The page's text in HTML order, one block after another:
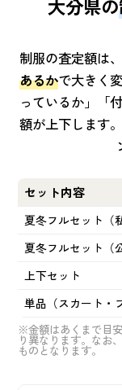
大分県の
制服の査定額は
あるかで大きく
っているか」「
額が上下します
セット内容
夏冬フルセット（
夏冬フルセット（
上下セット
単品（スカート・
※金額はあくまで目
り異なります。なお
ものとなります。